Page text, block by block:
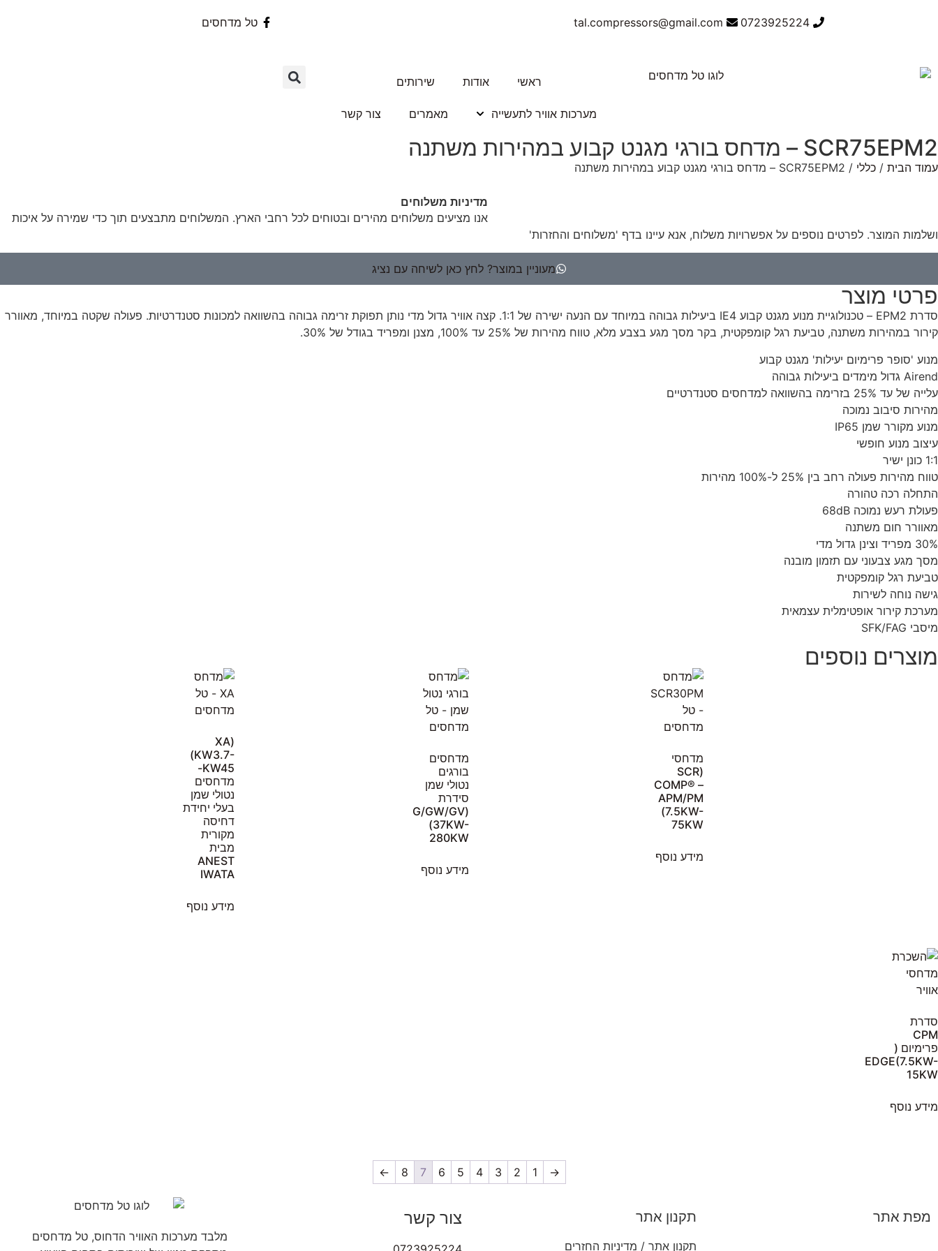
0723925224
tal.compressors@gmail.com טל מדחסים
ראשי אודות שירותים
מערכות אוויר לתעשייה מאמרים צור קשר
SCR75EPM2 – מדחס בורגי מגנט קבוע במהירות משתנה
עמוד הבית / כללי / SCR75EPM2 – מדחס בורגי מגנט קבוע במהירות משתנה
מדיניות משלוחים
אנו מציעים משלוחים מהירים ובטוחים לכל רחבי הארץ. המשלוחים מתבצעים תוך כדי שמירה על איכות
ושלמות המוצר. לפרטים נוספים על אפשרויות משלוח, אנא עיינו בדף 'משלוחים והחזרות'
מעוניין במוצר? לחץ כאן לשיחה עם נציג
פרטי מוצר
סדרת EPM2 – טכנולוגיית מנוע מגנט קבוע IE4 ביעילות גבוהה במיוחד עם הנעה ישירה של 1:1. קצה אוויר גדול מדי נותן תפוקת זרימה גבוהה בהשוואה למכונות סטנדרטיות. פעולה שקטה במיוחד, מאוורר
קירור במהירות משתנה, טביעת רגל קומפקטית, בקר מסך מגע בצבע מלא, טווח מהירות של 25% עד 100%, מצנן ומפריד בגודל של 30%.
מנוע 'סופר פרימיום יעילות' מגנט קבוע
Airend גדול מימדים ביעילות גבוהה
עלייה של עד 25% בזרימה בהשוואה למדחסים סטנדרטיים
מהירות סיבוב נמוכה
מנוע מקורר שמן IP65
עיצוב מנוע חופשי
1:1 כונן ישיר
טווח מהירות פעולה רחב בין 25% ל-100% מהירות
התחלה רכה טהורה
פעולת רעש נמוכה 68dB
מאוורר חום משתנה
30% מפריד וצינן גדול מדי
מסך מגע צבעוני עם תזמון מובנה
טביעת רגל קומפקטית
גישה נוחה לשירות
מערכת קירור אופטימלית עצמאית
מיסבי SFK/FAG
מוצרים נוספים
מדחסי
(SCR
COMP® –
APM/PM
(7.5KW-
75KW
מידע נוסף
מדחסים
בורגים
נטולי שמן
סידרת
(G/GW/GV
(37KW-
280KW
מידע נוסף
(XA
(KW3.7-
KW45-
מדחסים
נטולי שמן
בעלי יחידת
דחיסה
מקורית
מבית
ANEST
IWATA
מידע נוסף
סדרת
CPM
פרימיום (
EDGE(7.5KW-
15KW
מידע נוסף
→
1
2
3
4
5
6
7
8
←
מפת אתר תקנון אתר
תקנון אתר / מדיניות החזרים
צור קשר
מלבד מערכות האוויר הדחוס, טל מדחסים